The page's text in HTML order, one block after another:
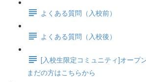
よくある質問（入校前）
よくある質問（入校後）
[入校生限定コミュニティ]オープ
まだの方はこちらから